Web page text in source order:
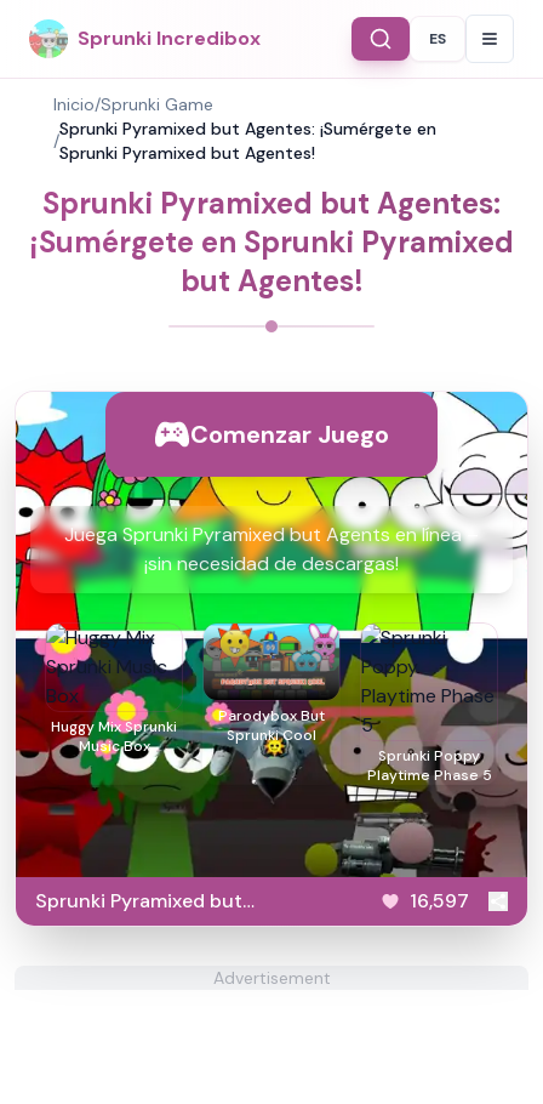
Sprunki Incredibox Select
ES
Inicio/Sprunki Game
/
Sprunki Pyramixed but Agentes: ¡Sumérgete en
Sprunki Pyramixed but Agentes!
Sprunki Pyramixed but Agentes:
¡Sumérgete en Sprunki Pyramixed
but Agentes!
Comenzar Juego
Juega Sprunki Pyramixed but Agents en línea –
¡sin necesidad de descargas!
Huggy Mix Sprunki
Music Box
Parodybox But
Sprunki Cool
Sprunki Poppy
Playtime Phase 5
Sprunki Pyramixed but
Agents
16,597
Advertisement